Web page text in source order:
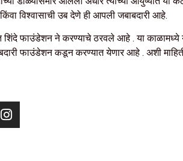
विश्वासाची उब देणे ही आपली जबाबदारी आहे.
शिंदे फाउंडेशन ने करण्याचे ठरवले आहे . या
फाउंडेशन कडून करण्यात येणार आहे . अशी